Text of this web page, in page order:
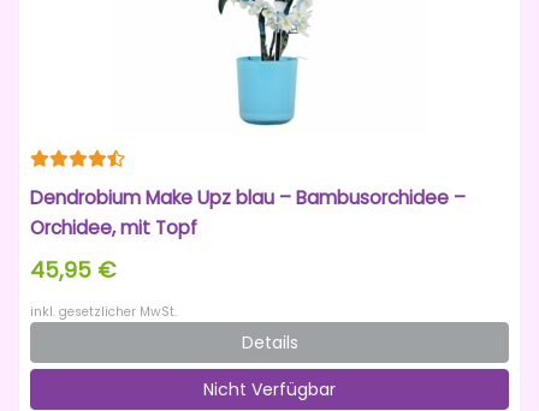
Dendrobium Make Upz blau – Bambusorchidee –
Orchidee, mit Topf
45,95 €
inkl. gesetzlicher MwSt.
Details
Nicht Verfügbar